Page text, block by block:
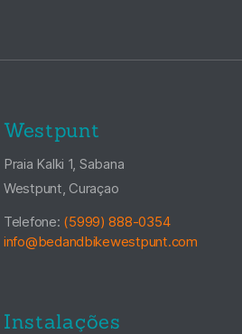
Westpunt
Praia Kalki 1, Sabana
Westpunt, Curaçao
Telefone: (5999) 888-0354
info@bedandbikewestpunt.com
Instalações